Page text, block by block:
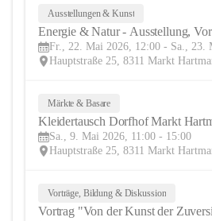
Ausstellungen & Kunst
Fr., 22. Mai 2026, 12:00 - Sa., 23.
Hauptstraße 25, 8311 Markt
Märkte & Basare
Kleidertausch Dorfhof Markt
Sa., 9. Mai 2026, 11:00 - 15:00
Hauptstraße 25, 8311 Markt
Vorträge, Bildung & Diskussion